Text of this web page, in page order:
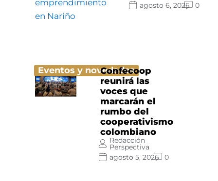
agosto 6, 2026
0
Eventos y novedades
Confecoop
reunirá las
voces que
marcarán el
rumbo del
cooperativismo
colombiano
Redacción
Perspectiva
agosto 5, 2026
0